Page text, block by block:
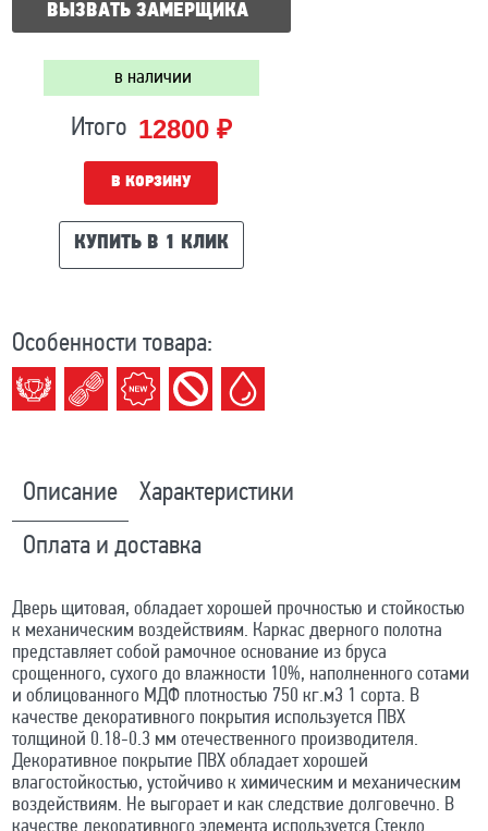
ВЫЗВАТЬ ЗАМЕРЩИКА
в наличии
Итого 12800 ₽
В КОРЗИНУ
КУПИТЬ В 1 КЛИК
Особенности товара:
Описание Характеристики
Оплата и доставка
Дверь щитовая, обладает хорошей прочностью и стойкостью
к механическим воздействиям. Каркас дверного полотна
представляет собой рамочное основание из бруса
срощенного, сухого до влажности 10%, наполненного сотами
и облицованного МДФ плотностью 750 кг.м3 1 сорта. В
качестве декоративного покрытия используется ПВХ
толщиной 0.18-0.3 мм отечественного производителя.
Декоративное покрытие ПВХ обладает хорошей
влагостойкостью, устойчиво к химическим и механическим
воздействиям. Не выгорает и как следствие долговечно. В